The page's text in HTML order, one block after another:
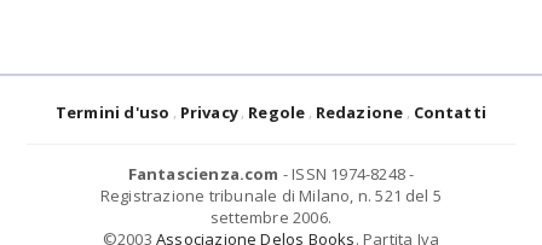
Termini d'uso Privacy Regole Redazione Contatti
Fantascienza.com - ISSN 1974-8248 -
Registrazione tribunale di Milano, n. 521 del 5
settembre 2006.
©2003 Associazione Delos Books. Partita Iva